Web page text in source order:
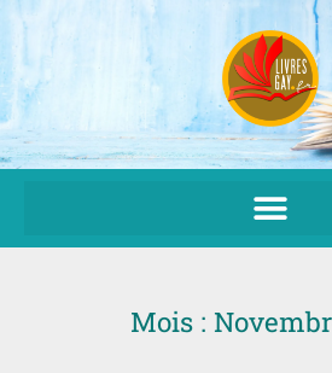
Aller
au
contenu
Mois :